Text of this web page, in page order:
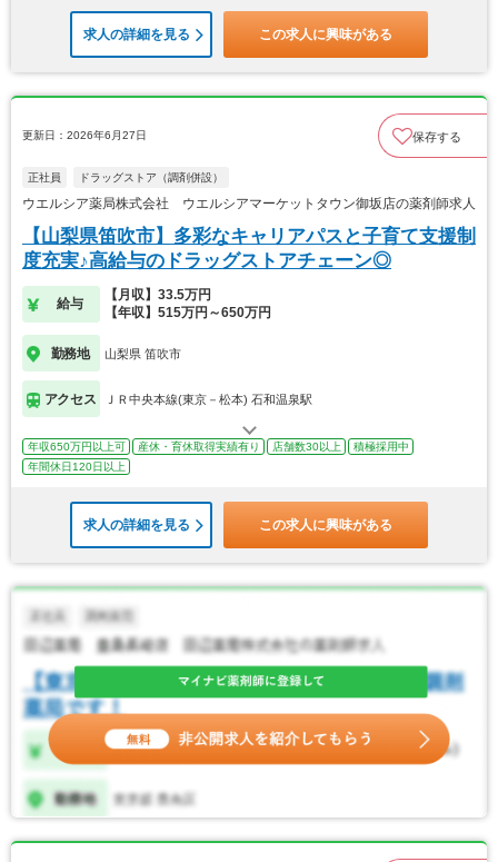
求人の詳細を見る この求人に興味がある
更新日：2026年6月27日 保存する
正社員 ドラッグストア（調剤併設）
ウエルシア薬局株式会社 ウエルシアマーケットタウン御坂店の薬剤師求人
【山梨県笛吹市】多彩なキャリアパスと子育て支援制
度充実♪高給与のドラッグストアチェーン◎
給与
【月収】33.5万円
【年収】515万円～650万円
勤務地 山梨県 笛吹市
アクセス ＪＲ中央本線(東京－松本) 石和温泉駅
年収650万円以上可 産休・育休取得実績有り 店舗数30以上
積極採用中
年間休日120日以上
求人の詳細を見る この求人に興味がある